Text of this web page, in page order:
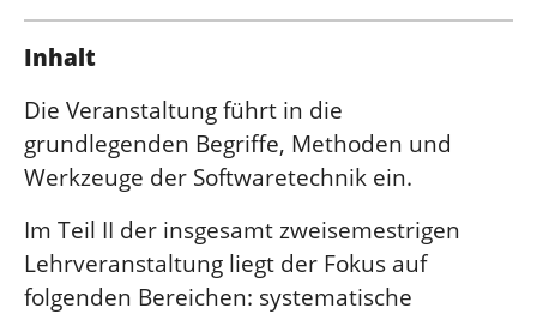
Inhalt
Die Veranstaltung führt in die
grundlegenden Begriffe, Methoden und
Werkzeuge der Softwaretechnik ein.
Im Teil II der insgesamt zweisemestrigen
Lehrveranstaltung liegt der Fokus auf
folgenden Bereichen: systematische